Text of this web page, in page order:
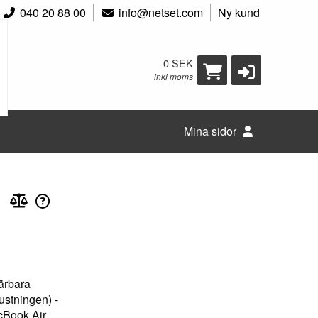
040 20 88 00 info@netset.com Ny kund
0 SEK
inkl moms
Mina sidor
-